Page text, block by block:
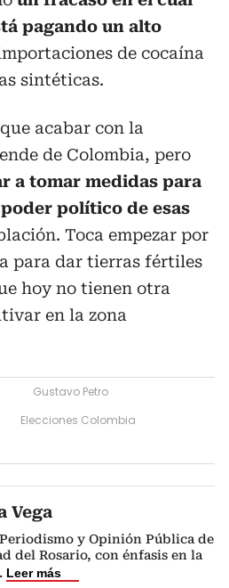
pagando un alto
de cocaína
sintéticas.
acabar con la
de Colombia, pero
a tomar medidas para
político de esas
Toca empezar por
para dar tierras fértiles
hoy no tienen otra
en la zona
Gustavo Petro
Elecciones Colombia
Vega
y Opinión Pública de
del Rosario, con énfasis en la
Leer más